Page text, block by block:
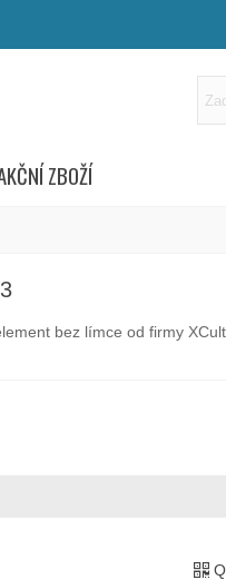
ZBOŽÍ
bez límce od firmy XCult